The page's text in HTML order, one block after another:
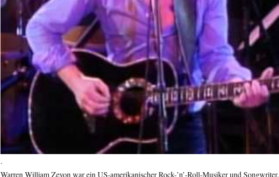
.
Warren William Zevon war ein US-amerikanischer Rock-’n’-Roll-Musiker und Songwriter.